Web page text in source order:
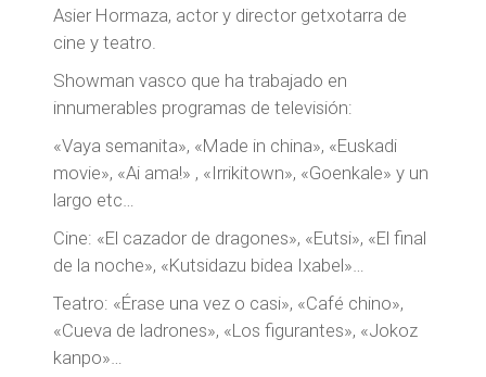
Asier Hormaza, actor y director getxotarra de
cine y teatro.
Showman vasco que ha trabajado en
innumerables programas de televisión:
«Vaya semanita», «Made in china», «Euskadi
movie», «Ai ama!» , «Irrikitown», «Goenkale» y un
largo etc…
Cine: «El cazador de dragones», «Eutsi», «El final
de la noche», «Kutsidazu bidea Ixabel»…
Teatro: «Érase una vez o casi», «Café chino»,
«Cueva de ladrones», «Los figurantes», «Jokoz
kanpo»…